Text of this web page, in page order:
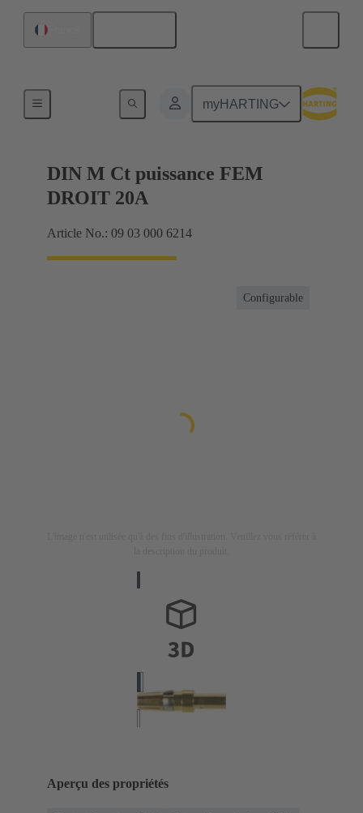
myHARTING
DIN M Ct puissance FEM
DROIT 20A
Article No.: 09 03 000 6214
Configurable
Aperçu des propriétés